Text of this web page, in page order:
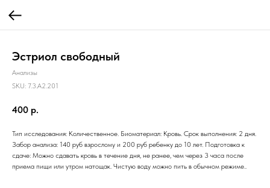
Эстриол свободный
Анализы
SKU: 7.3.A2.201
400 р.
Тип исследования: Количественное. Биоматериал: Кровь. Срок выполнения: 2 дня.
Забор анализа: 140 руб взрослому и 200 руб ребенку до 10 лет. Подготовка к
сдаче: Можно сдавать кровь в течение дня, не ранее, чем через 3 часа после
приема пищи или утром натощак. Чистую воду можно пить в обычном режиме..